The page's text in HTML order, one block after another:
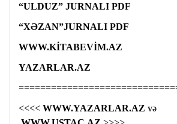
“ULDUZ” JURNALI PDF
“XƏZAN”JURNALI PDF
WWW.KİTABEVİM.AZ
YAZARLAR.AZ
<<<< WWW.YAZARLAR.AZ və